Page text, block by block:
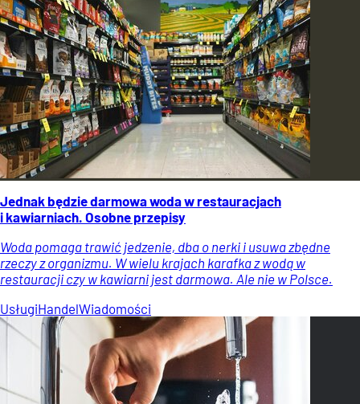
Jednak będzie darmowa woda w restauracjach
i kawiarniach. Osobne przepisy
Woda pomaga trawić jedzenie, dba o nerki i usuwa zbędne
rzeczy z organizmu. W wielu krajach karafka z wodą w
restauracji czy w kawiarni jest darmowa. Ale nie w Polsce.
UsługiHandelWiadomości